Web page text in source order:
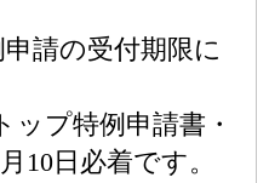
請の受付期限に
ップ特例申請書・
10日必着です。